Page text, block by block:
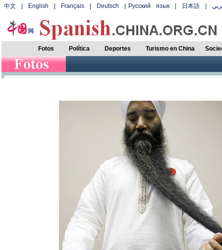
中文 English Français Deutsch Русский язык 日本語
Fotos Política Deportes Turismo en China